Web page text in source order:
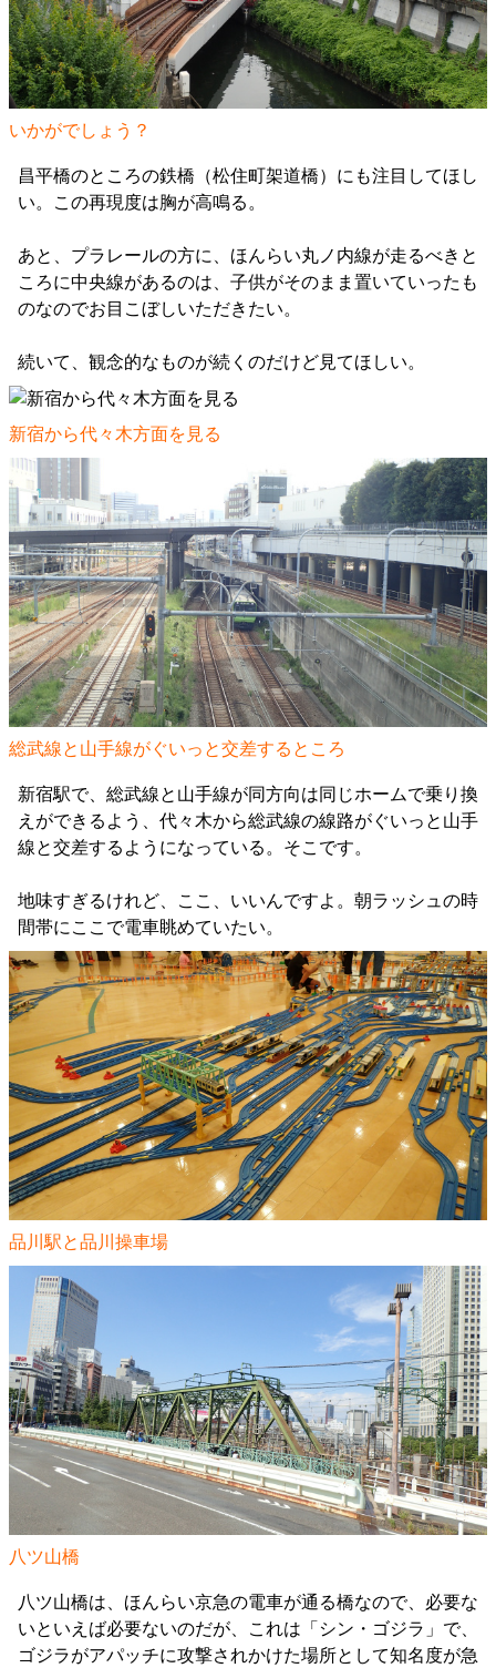
いかがでしょう？
昌平橋のところの鉄橋（松住町架道橋）にも注目してほし
い。この再現度は胸が高鳴る。
あと、プラレールの方に、ほんらい丸ノ内線が走るべきと
ころに中央線があるのは、子供がそのまま置いていったも
のなのでお目こぼしいただきたい。
続いて、観念的なものが続くのだけど見てほしい。
新宿から代々木方面を見る
総武線と山手線がぐいっと交差するところ
新宿駅で、総武線と山手線が同方向は同じホームで乗り換
えができるよう、代々木から総武線の線路がぐいっと山手
線と交差するようになっている。そこです。
地味すぎるけれど、ここ、いいんですよ。朝ラッシュの時
間帯にここで電車眺めていたい。
品川駅と品川操車場
八ツ山橋
八ツ山橋は、ほんらい京急の電車が通る橋なので、必要な
いといえば必要ないのだが、これは「シン・ゴジラ」で、
ゴジラがアパッチに攻撃されかけた場所として知名度が急